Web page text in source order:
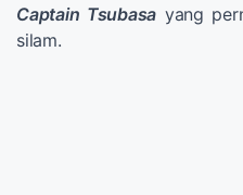
Captain Tsubasa yang
silam.